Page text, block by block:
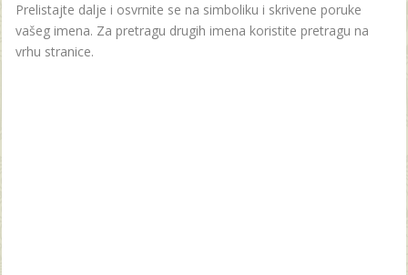
Prelistajte dalje i osvrnite se na simboliku i skrivene poruke
vašeg imena. Za pretragu drugih imena koristite pretragu na
vrhu stranice.